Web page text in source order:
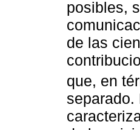
posibles,
de las
que, en
separado.